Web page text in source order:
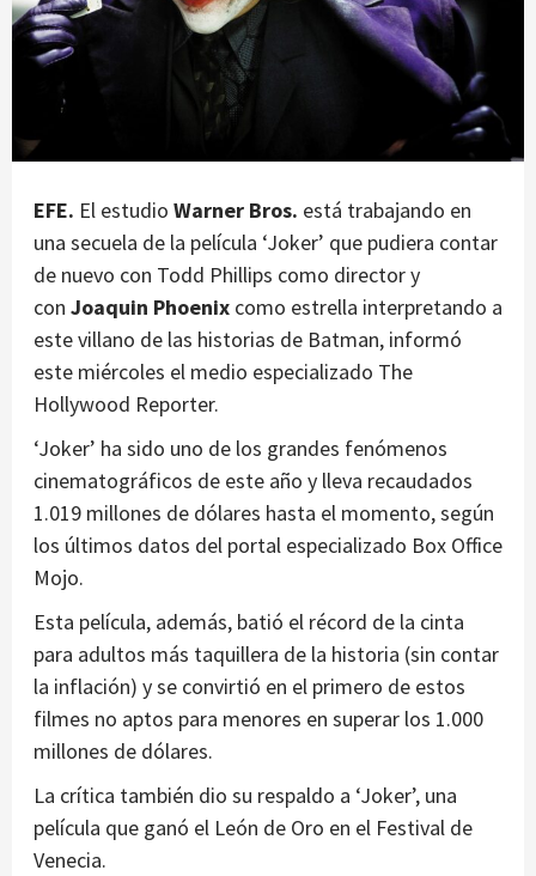
EFE. El estudio Warner Bros. está trabajando en
una secuela de la película ‘Joker’ que pudiera contar
de nuevo con Todd Phillips como director y
con Joaquin Phoenix como estrella interpretando a
este villano de las historias de Batman, informó
este miércoles el medio especializado The
Hollywood Reporter.
‘Joker’ ha sido uno de los grandes fenómenos
cinematográficos de este año y lleva recaudados
1.019 millones de dólares hasta el momento, según
los últimos datos del portal especializado Box Office
Mojo.
Esta película, además, batió el récord de la cinta
para adultos más taquillera de la historia (sin contar
la inflación) y se convirtió en el primero de estos
filmes no aptos para menores en superar los 1.000
millones de dólares.
La crítica también dio su respaldo a ‘Joker’, una
película que ganó el León de Oro en el Festival de
Venecia.